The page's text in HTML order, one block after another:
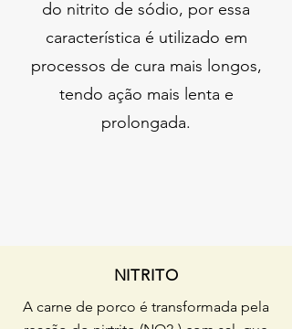
do nitrito de sódio, por essa
característica é utilizado em
processos de cura mais longos,
tendo ação mais lenta e
prolongada.
NITRITO
A carne de porco é transformada pela